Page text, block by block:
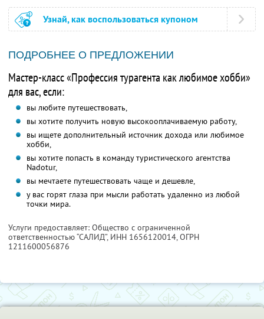
Узнай, как воспользоваться купоном
ПОДРОБНЕЕ О ПРЕДЛОЖЕНИИ
Мастер-класс «Профессия турагента как любимое хобби»
для вас, если:
вы любите путешествовать,
вы хотите получить новую высокооплачиваемую работу,
вы ищете дополнительный источник дохода или любимое
хобби,
вы хотите попасть в команду туристического агентства
Nadotur,
вы мечтаете путешествовать чаще и дешевле,
у вас горят глаза при мысли работать удаленно из любой
точки мира.
Услуги предоставляет: Общество с ограниченной
ответственностью “САЛИД”, ИНН 1656120014, ОГРН
1211600056876